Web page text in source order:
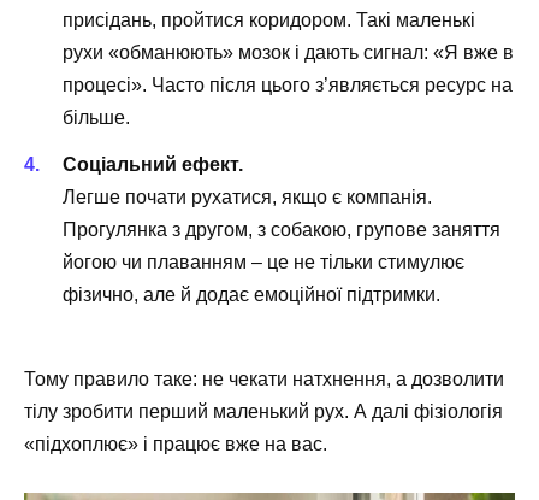
присідань, пройтися коридором. Такі маленькі
рухи «обманюють» мозок і дають сигнал: «Я вже в
процесі». Часто після цього з’являється ресурс на
більше.
Соціальний ефект.
Легше почати рухатися, якщо є компанія.
Прогулянка з другом, з собакою, групове заняття
йогою чи плаванням – це не тільки стимулює
фізично, але й додає емоційної підтримки.
Тому правило таке: не чекати натхнення, а дозволити
тілу зробити перший маленький рух. А далі фізіологія
«підхоплює» і працює вже на вас.